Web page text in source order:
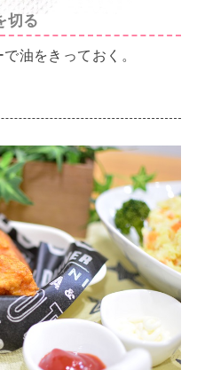
切る
油をきっておく。